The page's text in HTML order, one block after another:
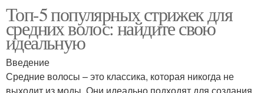
Топ-5 популярных стрижек для
средних волос: найдите свою
идеальную
Введение
Средние волосы – это классика, которая никогда не
выходит из моды. Они идеально подходят для создания